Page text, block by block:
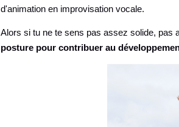
d'animation en improvisation vocale.
Alors si tu ne te sens pas assez solide, pas
posture pour contribuer au